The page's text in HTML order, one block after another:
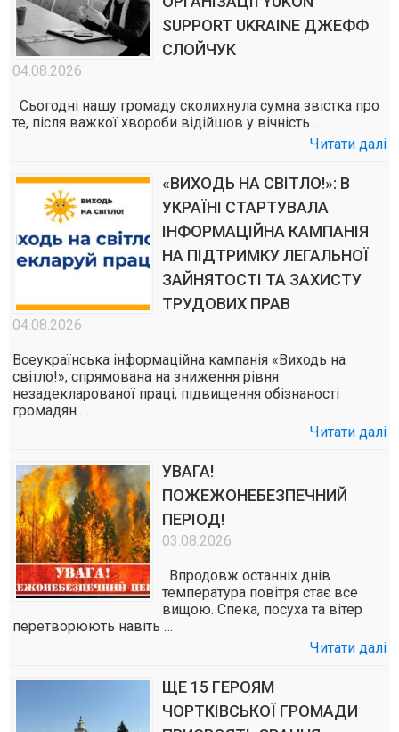
SUPPORT UKRAINE ДЖЕФФ
СЛОЙЧУК
04.08.2026
Сьогодні нашу громаду сколихнула сумна звістка про
те, після важкої хвороби відійшов у вічність …
Читати далі
«ВИХОДЬ НА СВІТЛО!»: В
УКРАЇНІ СТАРТУВАЛА
ІНФОРМАЦІЙНА КАМПАНІЯ
НА ПІДТРИМКУ ЛЕГАЛЬНОЇ
ЗАЙНЯТОСТІ ТА ЗАХИСТУ
ТРУДОВИХ ПРАВ
04.08.2026
Всеукраїнська інформаційна кампанія «Виходь на
світло!», спрямована на зниження рівня
незадекларованої праці, підвищення обізнаності
громадян …
Читати далі
УВАГА!
ПОЖЕЖОНЕБЕЗПЕЧНИЙ
ПЕРІОД!
03.08.2026
Впродовж останніх днів
температура повітря стає все
вищою. Спека, посуха та вітер
перетворюють навіть …
Читати далі
ЩЕ 15 ГЕРОЯМ
ЧОРТКІВСЬКОЇ ГРОМАДИ